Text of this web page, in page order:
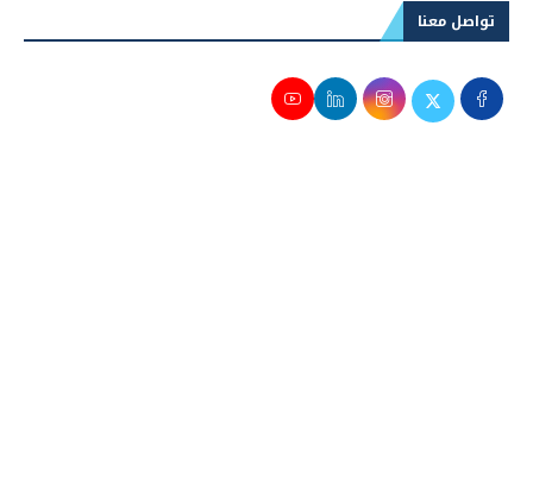
تواصل معنا